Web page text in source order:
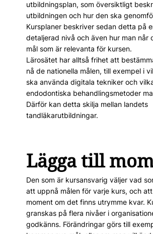
utbildningsplan, som översiktligt
utbildningen och hur den ska
Kursplaner beskriver sedan detta på
detaljerad nivå och även hur man når
mål som är relevanta för kursen.
Lärosätet har alltså frihet att
nå de nationella ­målen, till exempel i
ska använda digitala tekniker och
endodontiska behandlingsmetoder
Därför kan detta skilja mellan landets
tandläkarutbildningar.
Lägga till
Den som är kursansvarig väljer vad
att uppnå målen för varje kurs, och
moment om det finns utrymme kvar.
granskas på flera nivåer i
godkänns. Förändringar görs till